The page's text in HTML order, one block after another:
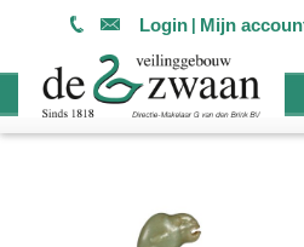
Login Mijn